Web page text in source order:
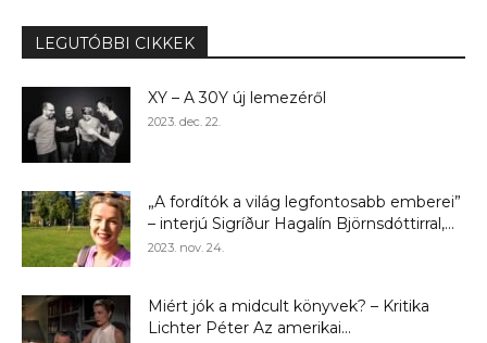
LEGUTÓBBI CIKKEK
XY – A 30Y új lemezéről
2023. dec. 22.
„A fordítók a világ legfontosabb emberei”
– interjú Sigríður Hagalín Björnsdóttirral,...
2023. nov. 24.
Miért jók a midcult könyvek? – Kritika
Lichter Péter Az amerikai...